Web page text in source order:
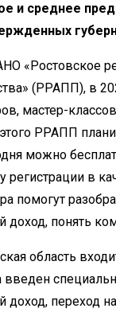
и среднее
«Ростовское
(РРАПП), в
мастер-
РРАПП
можно
регистрации в
помогут
понять
область
введен
доход, переход